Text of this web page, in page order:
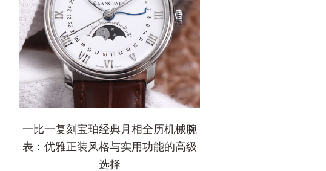
一比一复刻宝珀经典月相全历机械腕
表：优雅正装风格与实用功能的高级
选择